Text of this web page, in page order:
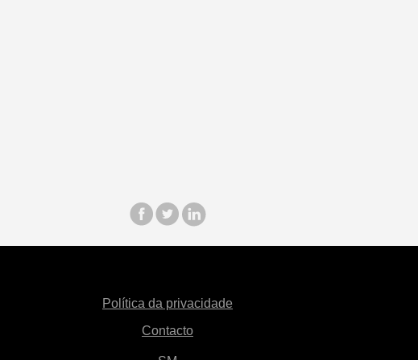
Política da privacidade
Contacto